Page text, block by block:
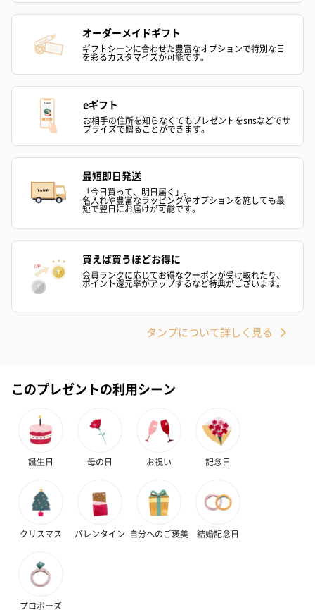
ゼリーバウム カット
（レモン＆紅茶）（432
麦わらパンダバウム
（バナナ味）（540円）
3層デザート
ェ〜国産フル
スキンケアグッズ
スキンケアグッズを同梱してお届けします。
ドクリーム（ピンクグ
ドクリーム（
リラックスグッズ
リラックスグッズを同梱してお届けします。
かき氷入浴剤4点セット
オーダーメイドギフト
ギフトシーンに合わせた豊富なオプションで特別な日
を彩るカスタマイズが可能です。
eギフト
お相手の住所を知らなくてもプレゼントをsnsなどでサ
プライズで贈ることができます。
最短即日発送
「今日買って、明日届く」。
名入れや豊富なラッピングやオプションを施しても最
短で翌日にお届けが可能です。
買えば買うほどお得に
会員ランクに応じてお得なクーポンが受け取れたり、
ポイント還元率がアップするなど特典がございます。
タンプについて詳しく見る
このプレゼントの利用シーン
誕生日 母の日 お祝い 記念日
クリスマス バレンタイン 自分へのご褒美 結婚記念日
プロポーズ